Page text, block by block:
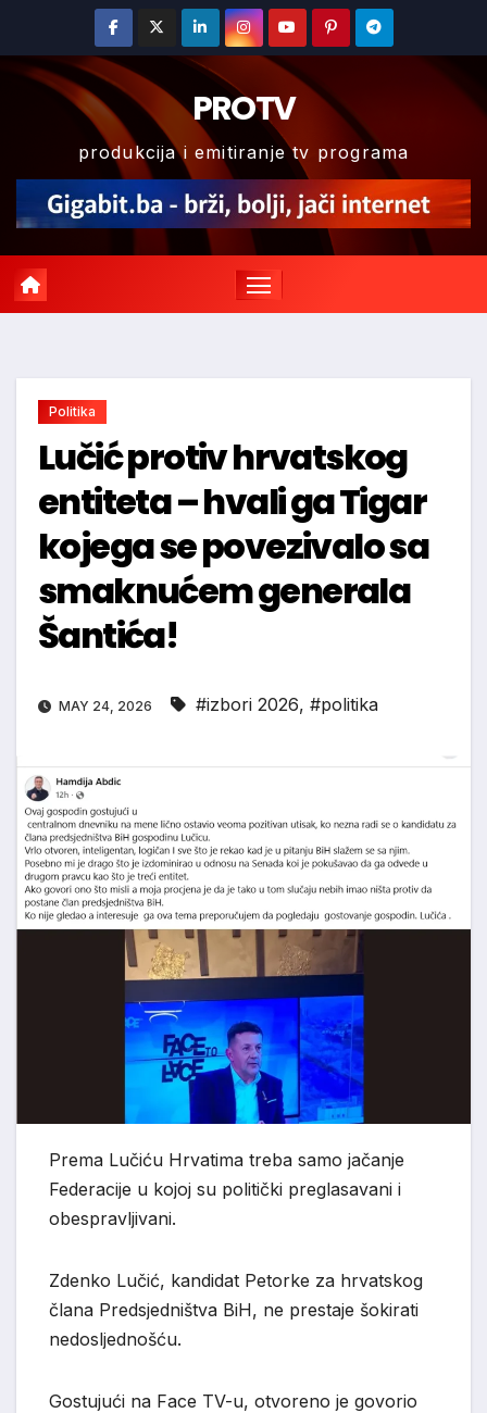
content
PROTV
produkcija i emitiranje tv programa
Politika
Lučić protiv hrvatskog
entiteta – hvali ga Tigar
kojega se povezivalo sa
smaknućem generala
Šantića!
MAY 24, 2026 #izbori 2026, #politika
Prema Lučiću Hrvatima treba samo jačanje
Federacije u kojoj su politički preglasavani i
obespravljivani.
Zdenko Lučić, kandidat Petorke za hrvatskog
člana Predsjedništva BiH, ne prestaje šokirati
nedosljednošću.
Gostujući na Face TV-u, otvoreno je govorio